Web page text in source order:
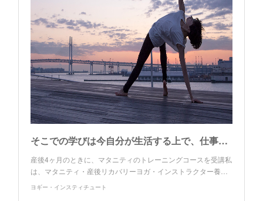
そこでの学びは今自分が生活する上で、仕事でも子育てにおいても、とても大きな支えになっている。【卒業生活躍リポート vol.19 宮本まりさん】：ヨギー・インスティテュート
産後4ヶ月のときに、マタニティのトレーニングコースを受講私
は、マタニティ・産後リカバリーヨガ・インストラクター養…
ヨギー・インスティチュート